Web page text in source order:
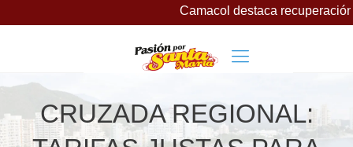
Camacol destaca
CRUZADA REGIONAL: